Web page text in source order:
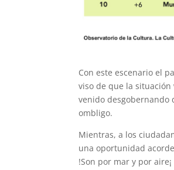
Con este escenario el
viso de que la
venido desgobernando
ombligo.
Mientras, a los
una oportunidad
!Son por mar y por aire¡